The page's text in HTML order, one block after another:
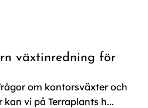
växtinredning för
om kontorsväxter och
vi på Terraplants h...